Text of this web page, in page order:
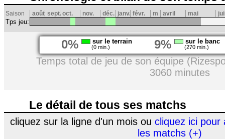
Saison août sept.oct. nov. déc. janv. févr. m avril mai
Tps jeu:
0% sur le terrain
(0 min.) 9% sur le banc
(270 min.)
Temps total de jeu de son équipe
3060 minutes
Le détail de tous ses matchs
cliquez sur la ligne d'un mois ou cliquez ici pour
les matchs (+)